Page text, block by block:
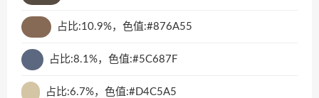
占比:10.9%，色值:#876A55
占比:8.1%，色值:#5C687F
占比:6.7%，色值:#D4C5A5